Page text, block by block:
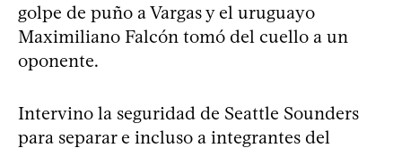
golpe de puño a Vargas y el uruguayo
Maximiliano Falcón tomó del cuello a un
oponente.
Intervino la seguridad de Seattle Sounders
para separar e incluso a integrantes del